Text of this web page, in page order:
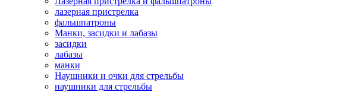
лазерная пристрелка
фальшпатроны
Манки, засидки и лабазы
засидки
лабазы
манки
Наушники и очки для стрельбы
наушники для стрельбы